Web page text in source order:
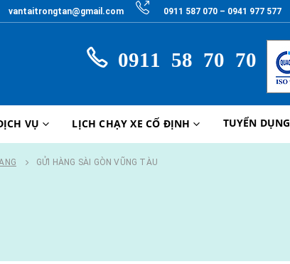
vantaitrongtan@gmail.com 0911 587 070 – 0941 977 577
0911 58 70 70
VỤ LỊCH CHẠY XE CỐ ĐỊNH TUYỂN DỤNG
GỬI HÀNG SÀI GÒN VŨNG TÀU